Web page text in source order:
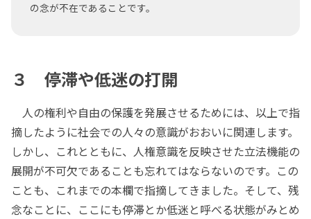
の念が不在であることです。
３ 停滞や低迷の打開
人の権利や自由の保護を発展させるためには、以上で指
摘したように社会での人々の意識がおおいに関連します。
しかし、これとともに、人権意識を反映させた立法機能の
展開が不可欠であることも忘れてはならないのです。この
ことも、これまでの本欄で指摘してきました。そして、残
念なことに、ここにも停滞とか低迷と呼べる状態がみとめ